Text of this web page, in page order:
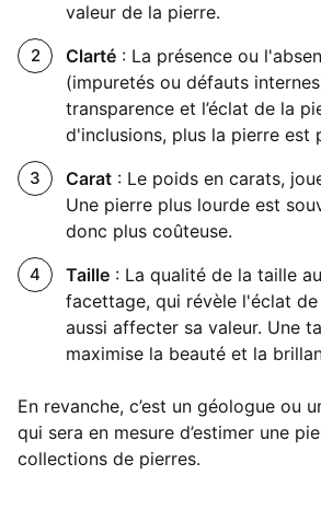
valeur de la pierre.
Clarté : La présence ou
(impuretés ou défauts
transparence et l’éclat de la
d'inclusions, plus la pierre est
Carat : Le poids en carats,
Une pierre plus lourde est
donc plus coûteuse.
Taille : La qualité de la taille
facettage, qui révèle l'éclat
aussi affecter sa valeur. Une
maximise la beauté et la
En revanche, c’est un géologue ou
qui sera en mesure d’estimer une
collections de pierres.